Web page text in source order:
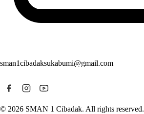
sman1cibadaksukabumi@gmail.com
© 2026 SMAN 1 Cibadak. All rights reserved.